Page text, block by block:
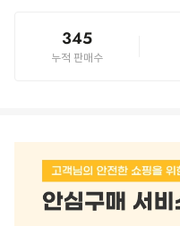
345
누적 판매수